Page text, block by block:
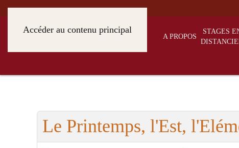
Accéder au contenu principal
A PROPOS
STAGES
Le Printemps, l'Est,